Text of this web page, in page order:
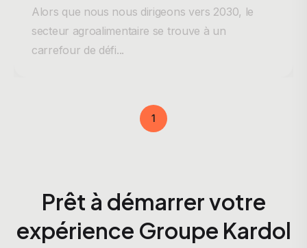
Alors que nous nous dirigeons vers 2030, le
secteur agroalimentaire se trouve à un
carrefour de défi...
1
Prêt à démarrer votre
expérience Groupe Kardol